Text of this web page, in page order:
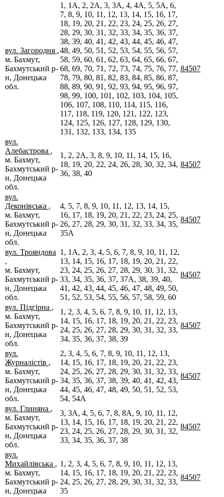
вул. Загородня ,
м. Бахмут,
Бахмутський р-
н, Донецька
обл.
1, 1А, 2, 2А, 3, 3А, 4, 4А, 5, 5А, 6,
7, 8, 9, 10, 11, 12, 13, 14, 15, 16, 17,
18, 19, 20, 21, 22, 23, 24, 25, 26, 27,
28, 29, 30, 31, 32, 33, 34, 35, 36, 37,
38, 39, 40, 41, 42, 43, 44, 45, 46, 47,
48, 49, 50, 51, 52, 53, 54, 55, 56, 57,
58, 59, 60, 61, 62, 63, 64, 65, 66, 67,
68, 69, 70, 71, 72, 73, 74, 75, 76, 77,
78, 79, 80, 81, 82, 83, 84, 85, 86, 87,
88, 89, 90, 91, 92, 93, 94, 95, 96, 97,
98, 99, 100, 101, 102, 103, 104, 105,
106, 107, 108, 110, 114, 115, 116,
117, 118, 119, 120, 121, 122, 123,
124, 125, 126, 127, 128, 129, 130,
131, 132, 133, 134, 135
84507
вул.
Алебастрова ,
м. Бахмут,
Бахмутський р-
н, Донецька
обл.
1, 2, 2А, 3, 8, 9, 10, 11, 14, 15, 16,
18, 19, 20, 22, 24, 26, 28, 30, 32, 34,
36, 38, 40
84507
вул.
Деконівська ,
м. Бахмут,
Бахмутський р-
н, Донецька
обл.
4, 5, 7, 8, 9, 10, 11, 12, 13, 14, 15,
16, 17, 18, 19, 20, 21, 22, 23, 24, 25,
26, 27, 28, 29, 30, 31, 32, 33, 34, 35,
35А
84507
вул. Трояндова
,
м. Бахмут,
Бахмутський р-
н, Донецька
обл.
1, 1А, 2, 3, 4, 5, 6, 7, 8, 9, 10, 11, 12,
13, 14, 15, 16, 17, 18, 19, 20, 21, 22,
23, 24, 25, 26, 27, 28, 29, 30, 31, 32,
33, 34, 35, 36, 37, 37А, 38, 39, 40,
41, 42, 43, 44, 45, 46, 47, 48, 49, 50,
51, 52, 53, 54, 55, 56, 57, 58, 59, 60
84507
вул. Підгірна ,
м. Бахмут,
Бахмутський р-
н, Донецька
обл.
1, 2, 3, 4, 5, 6, 7, 8, 9, 10, 11, 12, 13,
14, 15, 16, 17, 18, 19, 20, 21, 22, 23,
24, 25, 26, 27, 28, 29, 30, 31, 32, 33,
34, 35, 36, 37, 38, 39
84507
вул.
Журналістів ,
м. Бахмут,
Бахмутський р-
н, Донецька
обл.
2, 3, 4, 5, 6, 7, 8, 9, 10, 11, 12, 13,
14, 15, 16, 17, 18, 19, 20, 21, 22, 23,
24, 25, 26, 27, 28, 29, 30, 31, 32, 33,
34, 35, 36, 37, 38, 39, 40, 41, 42, 43,
44, 45, 46, 47, 48, 49, 50, 51, 52, 53,
54, 54А
84507
вул. Глиняна ,
м. Бахмут,
Бахмутський р-
н, Донецька
обл.
3, 3А, 4, 5, 6, 7, 8, 8А, 9, 10, 11, 12,
13, 14, 15, 16, 17, 18, 19, 20, 21, 22,
23, 24, 25, 26, 27, 28, 29, 30, 31, 32,
33, 34, 35, 36, 37, 38
84507
вул.
Михайлівська ,
м. Бахмут,
Бахмутський р-
н, Донецька
1, 2, 3, 4, 5, 6, 7, 8, 9, 10, 11, 12, 13,
14, 15, 16, 17, 18, 19, 20, 21, 22, 23,
24, 25, 26, 27, 28, 29, 30, 31, 32, 33,
35
84507